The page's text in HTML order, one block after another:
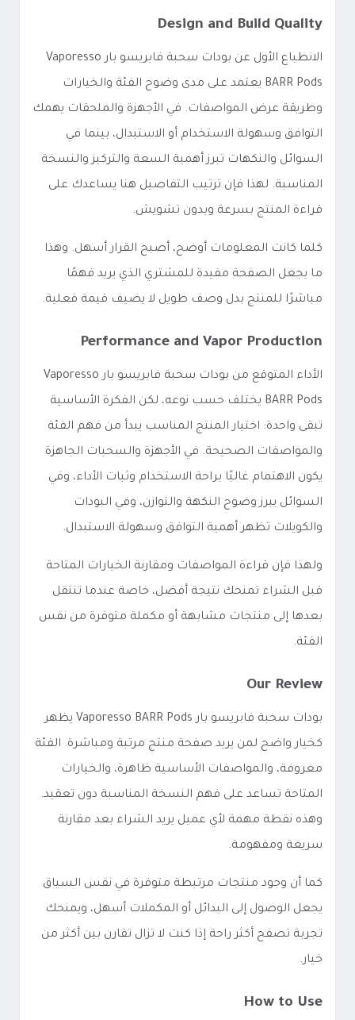
Design and Build Quality
الانطباع الأول عن بودات سحبة فابريسو بار Vaporesso
BARR Pods يعتمد على مدى وضوح الفئة والخيارات
وطريقة عرض المواصفات. في الأجهزة والملحقات يهمك
التوافق وسهولة الاستخدام أو الاستبدال، بينما في
السوائل والنكهات تبرز أهمية السعة والتركيز والنسخة
المناسبة. لهذا فإن ترتيب التفاصيل هنا يساعدك على
قراءة المنتج بسرعة وبدون تشويش.
كلما كانت المعلومات أوضح، أصبح القرار أسهل. وهذا
ما يجعل الصفحة مفيدة للمشتري الذي يريد فهمًا
مباشرًا للمنتج بدل وصف طويل لا يضيف قيمة فعلية.
Performance and Vapor Production
الأداء المتوقع من بودات سحبة فابريسو بار Vaporesso
BARR Pods يختلف حسب نوعه، لكن الفكرة الأساسية
تبقى واحدة: اختيار المنتج المناسب يبدأ من فهم الفئة
والمواصفات الصحيحة. في الأجهزة والسحبات الجاهزة
يكون الاهتمام غالبًا براحة الاستخدام وثبات الأداء، وفي
السوائل يبرز وضوح النكهة والتوازن، وفي البودات
والكويلات تظهر أهمية التوافق وسهولة الاستبدال.
ولهذا فإن قراءة المواصفات ومقارنة الخيارات المتاحة
قبل الشراء تمنحك نتيجة أفضل، خاصة عندما تنتقل
بعدها إلى منتجات مشابهة أو مكملة متوفرة من نفس
الفئة.
Our Review
بودات سحبة فابريسو بار Vaporesso BARR Pods يظهر
كخيار واضح لمن يريد صفحة منتج مرتبة ومباشرة. الفئة
معروفة، والمواصفات الأساسية ظاهرة، والخيارات
المتاحة تساعد على فهم النسخة المناسبة دون تعقيد.
وهذه نقطة مهمة لأي عميل يريد الشراء بعد مقارنة
سريعة ومفهومة.
كما أن وجود منتجات مرتبطة متوفرة في نفس السياق
يجعل الوصول إلى البدائل أو المكملات أسهل، ويمنحك
تجربة تصفح أكثر راحة إذا كنت لا تزال تقارن بين أكثر من
خيار.
How to Use